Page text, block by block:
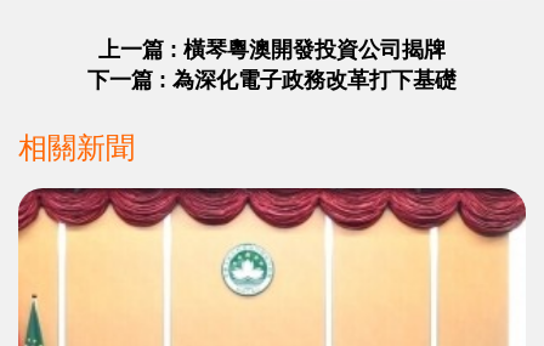
上一篇 : 橫琴粵澳開發投資公司揭牌
下一篇 : 為深化電子政務改革打下基礎
相關新聞